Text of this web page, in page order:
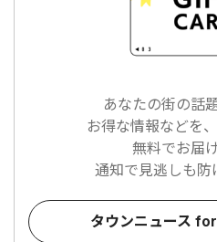
あなたの街の話
お得な情報などを
無料でお届
通知で見逃しも防
タウンニュース